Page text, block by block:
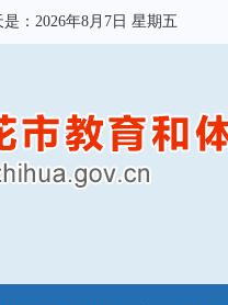
： 2026年8月7日 星期五